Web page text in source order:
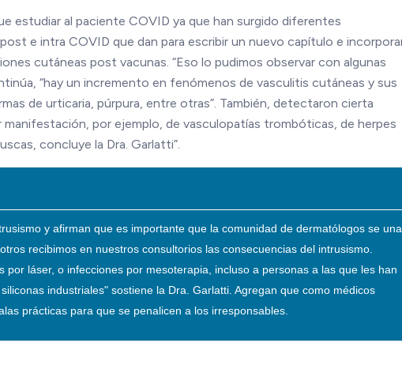
estudiar al paciente COVID ya que han surgido diferentes
e intra COVID que dan para escribir un nuevo capítulo e
cutáneas post vacunas. “Eso lo pudimos observar con algunas
“hay un incremento en fenómenos de vasculitis cutáneas y sus
de urticaria, púrpura, entre otras”. También, detectaron cierta
manifestación, por ejemplo, de vasculopatías trombóticas, de herpes
concluye la Dra. Garlatti”.
y afirman que es importante que la comunidad de dermatólogos se una
recibimos en nuestros consultorios las consecuencias del intrusismo.
por láser, o infecciones por mesoterapia, incluso a personas a las que les han
industriales" sostiene la Dra. Garlatti. Agregan que como médicos
prácticas para que se penalicen a los irresponsables.